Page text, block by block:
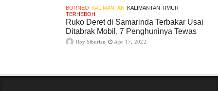
BORNEO KALIMANTAN KALIMANTAN TIMUR
TERHEBOH
Ruko Deret di Samarinda Terbakar Usai
Ditabrak Mobil, 7 Penghuninya Tewas
Roy Siburian Apr 17, 2022